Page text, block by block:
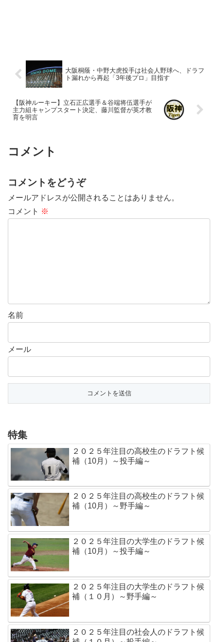
大阪桐蔭・中野大虎投手は社会人野球へ、ドラフ
ト漏れから再起「3年後プロ」目指す
【阪神ルーキー】立石正広選手＆谷端将伍選手が
主力組キャンプスタート決定、藤川監督が英才教
育を明言
コメント
コメントをどうぞ
メールアドレスが公開されることはありません。
コメント ※
名前
メール
特集
２０２５年注目の高校生のドラフト候
補（10月）～投手編～
２０２５年注目の高校生のドラフト候
補（10月）～野手編～
２０２５年注目の大学生のドラフト候
補（10月）～投手編～
２０２５年注目の大学生のドラフト候
補（１０月）～野手編～
２０２５年注目の社会人のドラフト候